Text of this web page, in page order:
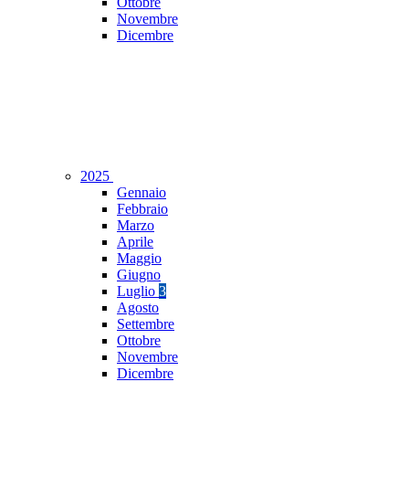
Novembre
Dicembre
2025
Gennaio
Febbraio
Marzo
Aprile
Maggio
Giugno
Luglio 3
Agosto
Settembre
Ottobre
Novembre
Dicembre